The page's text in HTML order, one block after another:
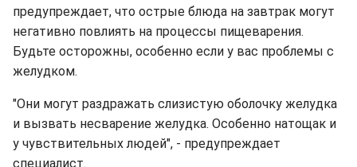
предупреждает, что острые блюда на завтрак могут
негативно повлиять на процессы пищеварения.
Будьте осторожны, особенно если у вас проблемы с
желудком.
"Они могут раздражать слизистую оболочку желудка
и вызвать несварение желудка. Особенно натощак и
у чувствительных людей", - предупреждает
специалист.